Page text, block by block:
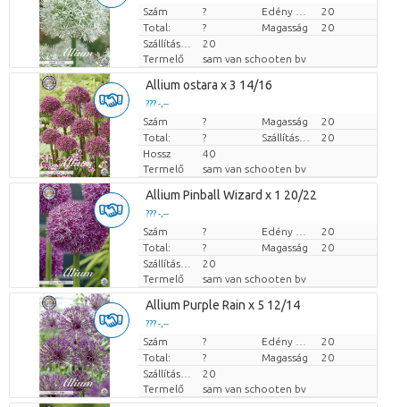
Darabb ár
Szám ?
20
Total:
? Magasság
20
Szállítási magasság
20
Termelő
sam van schooten bv
Allium ostara x 3 14/16
??? -,--
Darabb ár
Szám ? Magasság
20
Total:
?
20
Hossz
40
Termelő
sam van schooten bv
Allium Pinball Wizard x 1 20/22
??? -,--
Darabb ár
Szám ?
20
Total:
? Magasság
20
Szállítási magasság
20
Termelő
sam van schooten bv
Allium Purple Rain x 5 12/14
??? -,--
Darabb ár
Szám ?
20
Total:
? Magasság
20
Szállítási magasság
20
Termelő
sam van schooten bv